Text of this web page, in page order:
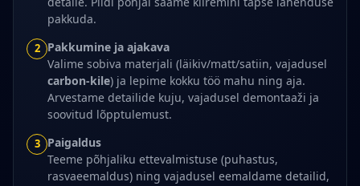
pakkuda.
2 Pakkumine ja ajakava
Valime sobiva materjali (läikiv/matt/satiin, vajadusel
carbon-kile) ja lepime kokku töö mahu ning aja.
Arvestame detailide kuju, vajadusel demontaaži ja
soovitud lõpptulemust.
3 Paigaldus
Teeme põhjaliku ettevalmistuse (puhastus,
rasvaeemaldus) ning vajadusel eemaldame detailid,